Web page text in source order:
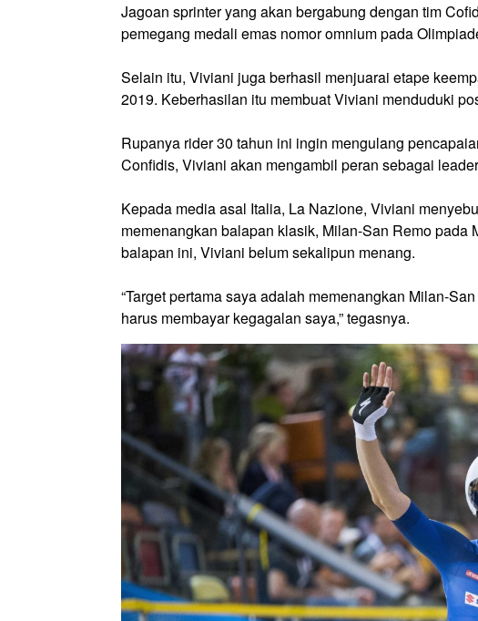
Jagoan sprinter yang akan bergabung dengan tim
pemegang medali emas nomor omnium pada
Selain itu, Viviani juga berhasil menjuarai etape
2019. Keberhasilan itu membuat Viviani menduduki
Rupanya rider 30 tahun ini ingin mengulang
Confidis, Viviani akan mengambil peran sebagai
Kepada media asal Italia, La Nazione, Viviani
memenangkan balapan klasik, Milan-San Remo pada
balapan ini, Viviani belum sekalipun menang.
“Target pertama saya adalah memenangkan Milan-
harus membayar kegagalan saya,” tegasnya.